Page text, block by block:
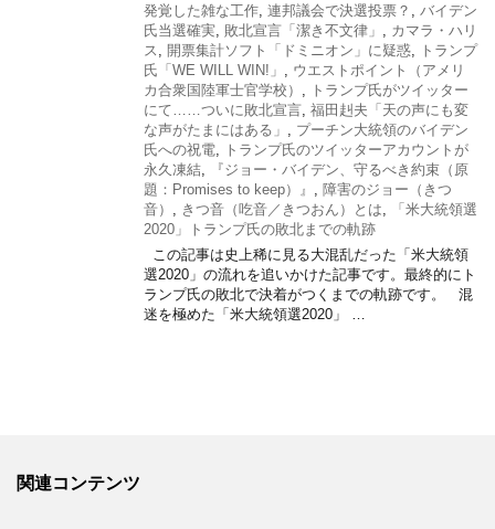
発覚した雑な工作 連邦議会で決選投票？
バイデン
氏当選確実 敗北宣言「潔き不文律」
カマラ・ハリ
ス
開票集計ソフト「ドミニオン」に疑惑
トランプ
氏「WE WILL WIN!」
ウエストポイント（アメリ
カ合衆国陸軍士官学校）
トランプ氏がツイッター
にて……ついに敗北宣言 福田赳夫「天の声にも変
な声がたまにはある」
プーチン大統領のバイデン
氏への祝電
トランプ氏のツイッターアカウントが
永久凍結
『ジョー・バイデン、守るべき約束（原
題：Promises to keep）』
障害のジョー（きつ
音）
きつ音（吃音／きつおん）とは
「米大統領選
2020」トランプ氏の敗北までの軌跡
この記事は史上稀に見る大混乱だった「米大統領
選2020」の流れを追いかけた記事です。最終的にト
ランプ氏の敗北で決着がつくまでの軌跡です。 混
迷を極めた「米大統領選2020」 …
関連コンテンツ